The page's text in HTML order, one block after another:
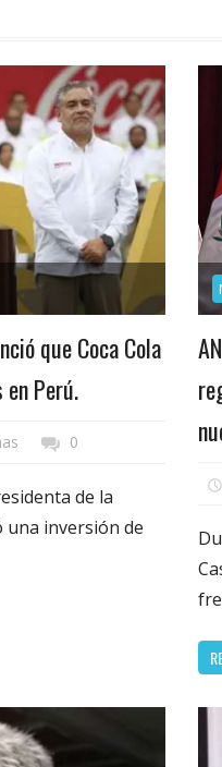
que Coca Cola
Perú.
0
de la
una inversión de